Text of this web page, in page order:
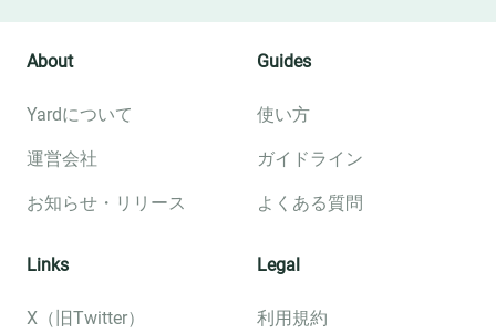
About
Yardについて
運営会社
お知らせ・リリース
Guides
使い方
ガイドライン
よくある質問
Links
X（旧Twitter）
Legal
利用規約